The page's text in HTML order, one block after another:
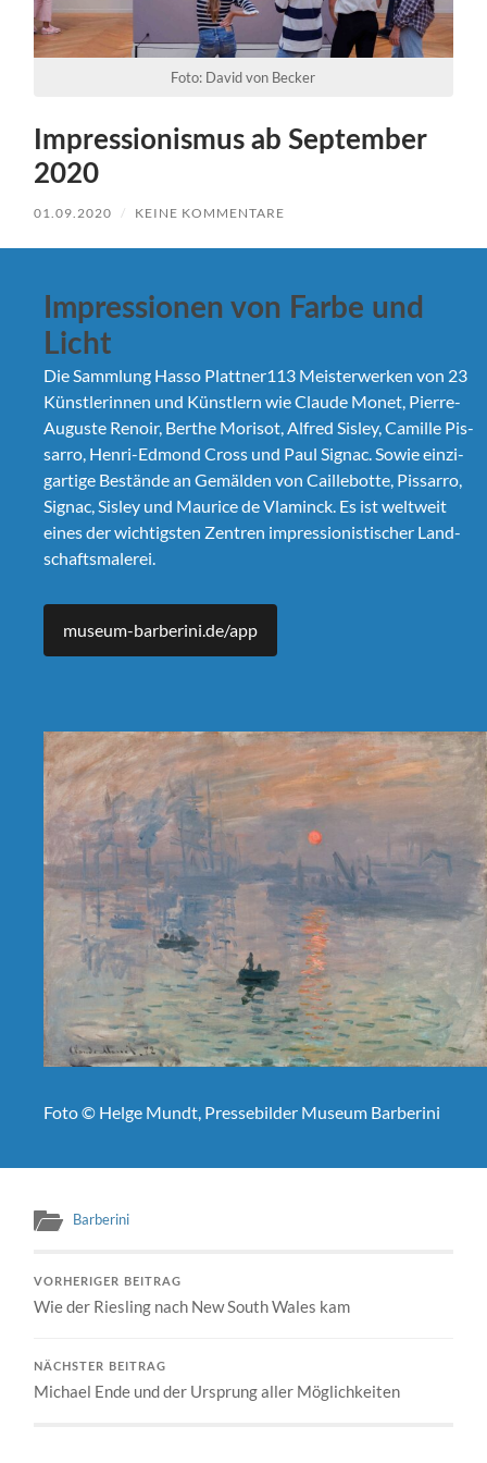
Foto: David von Becker
Impressionismus ab September
2020
01.09.2020 / KEINE KOMMENTARE
Impressionen von Farbe und
Licht
Die Samm­lung Has­so Plattner113 Meis­ter­w­erken von 23
Kün­st­lerin­nen und Kün­stlern wie Claude Mon­et, Pierre-
Auguste Renoir, Berthe Morisot, Alfred Sis­ley, Camille Pis­
sar­ro, Hen­ri-Edmond Cross und Paul Signac. Sowie einzi­
gar­tige Bestände an Gemälden von Caille­botte, Pis­sar­ro,
Signac, Sis­ley und Mau­rice de Vlam­inck. Es ist weltweit
eines der wichtig­sten Zen­tren impres­sion­is­tis­ch­er Land­
schafts­malerei.
museum-barberini.de/app
Foto © Helge Mundt, Presse­bilder Muse­um Bar­beri­ni
Barberini
VORHERIGER BEITRAG
Wie der Riesling nach New South Wales kam
NÄCHSTER BEITRAG
Michael Ende und der Ursprung aller Möglichkeiten